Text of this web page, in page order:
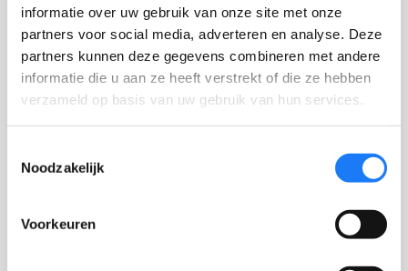
informatie over uw gebruik van onze site met onze
partners voor social media, adverteren en analyse. Deze
partners kunnen deze gegevens combineren met andere
informatie die u aan ze heeft verstrekt of die ze hebben
verzameld op basis van uw gebruik van hun services.
Noodzakelijk
Voorkeuren
NORMALE PRIJS